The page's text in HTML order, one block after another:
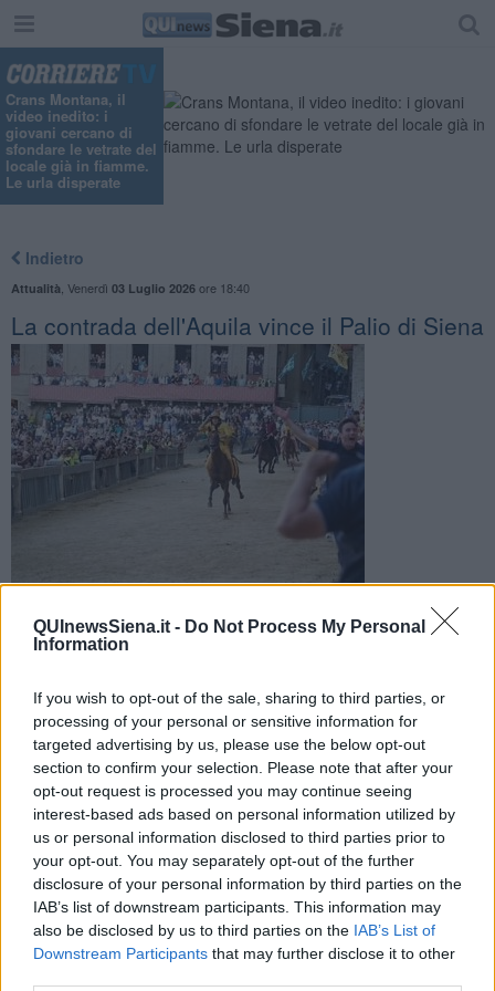
QUInewsSiena.it - Do Not Process My Personal
Information
If you wish to opt-out of the sale, sharing to third parties, or
processing of your personal or sensitive information for
targeted advertising by us, please use the below opt-out
section to confirm your selection. Please note that after your
opt-out request is processed you may continue seeing
interest-based ads based on personal information utilized by
us or personal information disclosed to third parties prior to
your opt-out. You may separately opt-out of the further
disclosure of your personal information by third parties on the
IAB’s list of downstream participants. This information may
also be disclosed by us to third parties on the IAB’s List of
Downstream Participants that may further disclose it to other
Crans Montana, il
video inedito: i
giovani cercano di
sfondare le vetrate del
locale già in fiamme.
Le urla disperate
Indietro
Attualità Venerdì 03 Luglio 2026ore 18:40
La contrada dell'Aquila vince il Palio di Siena
Dopo il rinvio di ieri causa maltempo il rione di via del Casato
torna alla vittoria e si aggiudica la carriera dedicata alla
SIENA —Dopo il rinvio di ieri a causa del maltempo, oggi
la Contrada dell’Aquila si è aggiudicata il Palio di Siena dedicato alla
Madonna di Provenzano con il cavallo Diodoro e il fantino Giovanni
Atzeni detto Tittia.
Una vittoria che mancava dal 1992 per il rione di via del Casato,
che porta a casa il Drappellone di Ismaele Nones intitolato all’ottavo
centenario della morte di San Francesco d’Assisi.